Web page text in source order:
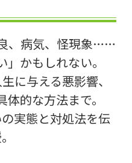
、病気、怪現象……
かもしれない。
に与える悪影響、
的な方法まで。
実態と対処法を伝